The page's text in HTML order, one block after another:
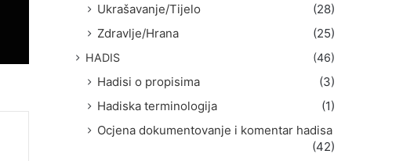
Ukrašavanje/Tijelo
(28)
Zdravlje/Hrana
(25)
HADIS (46)
Hadisi o propisima
(3)
Hadiska terminologija
(1)
Ocjena dokumentovanje i komentar hadisa
(42)